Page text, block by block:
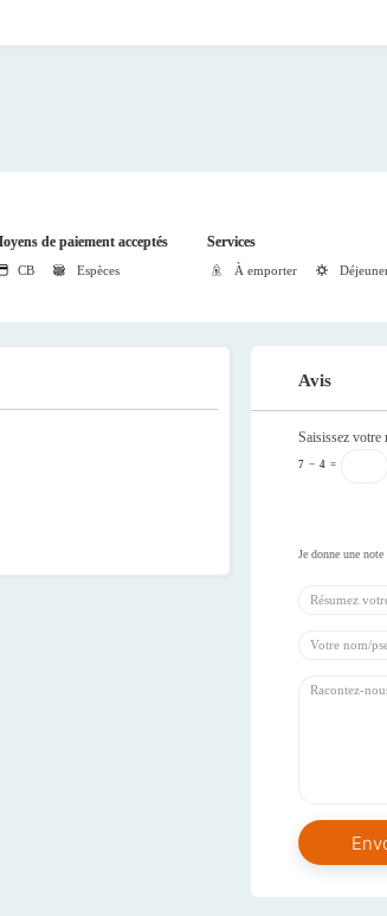
de paiement acceptés
CB Espèces
Services
À emporter
Avis
Saisissez votre
7 − 4 =